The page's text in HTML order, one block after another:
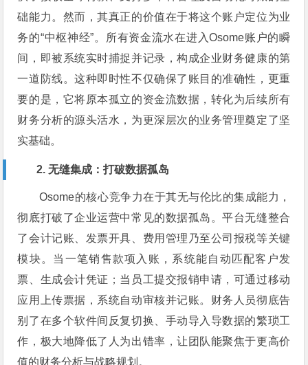
础能力。然而，其真正的价值在于将这个账户定位为业
务的“中枢神经”。所有资金流水在进入Osome账户的瞬
间，即被系统实时捕捉并记录，构成企业财务健康的第
一道防线。这种即时性不仅确保了账目的准确性，更重
要的是，它将原本孤立的资金流数据，转化为后续所有
财务分析的源头活水，为更深层次的业务管理奠定了坚
实基础。
2. 无缝集成：打破数据孤岛
Osome的核心竞争力在于其无与伦比的集成能力，
彻底打破了企业运营中常见的数据孤岛。平台无缝整合
了会计记账、发票开具、费用管理乃至公司报税等关键
模块。当一笔销售款项入账，系统能自动匹配客户发
票、生成会计凭证；当员工提交报销申请，可通过移动
应用上传票据，系统自动审核并记账。财务人员彻底告
别了在多个软件间反复切换、手动导入导数据的繁琐工
作，极大地降低了人为出错率，让团队能聚焦于更高价
值的财务分析与战略规划。